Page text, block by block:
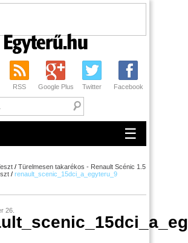
RSS Google Plus Twitter Facebook
☰
/ Türelmesen takarékos - Renault Scénic 1.5
/ renault_scenic_15dci_a_egyteru_9
26.